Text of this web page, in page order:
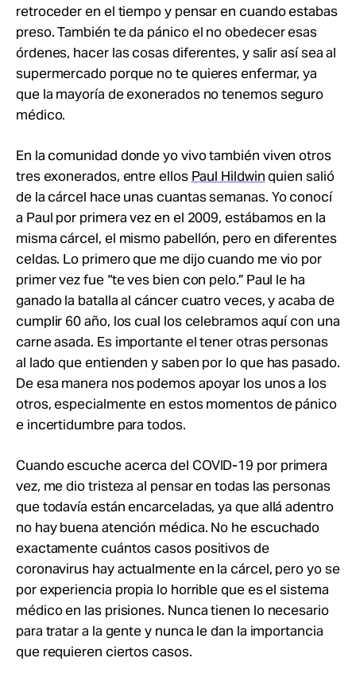
retroceder en el tiempo y pensar en cuando estabas
preso. También te da pánico el no obedecer esas
órdenes, hacer las cosas diferentes, y salir así sea al
supermercado porque no te quieres enfermar, ya
que la mayoría de exonerados no tenemos seguro
médico.
En la comunidad donde yo vivo también viven otros
tres exonerados, entre ellos Paul Hildwinquien salió
de la cárcel hace unas cuantas semanas. Yo conocí
a Paul por primera vez en el 2009, estábamos en la
misma cárcel, el mismo pabellón, pero en diferentes
celdas. Lo primero que me dijo cuando me vio por
primer vez fue “te ves bien con pelo.” Paul le ha
ganado la batalla al cáncer cuatro veces, y acaba de
cumplir 60 año, los cual los celebramos aquí con una
carne asada. Es importante el tener otras personas
al lado que entienden y saben por lo que has pasado.
De esa manera nos podemos apoyar los unos a los
otros, especialmente en estos momentos de pánico
e incertidumbre para todos.
Cuando escuche acerca del COVID-19 por primera
vez, me dio tristeza al pensar en todas las personas
que todavía están encarceladas, ya que allá adentro
no hay buena atención médica. No he escuchado
exactamente cuántos casos positivos de
coronavirus hay actualmente en la cárcel, pero yo se
por experiencia propia lo horrible que es el sistema
médico en las prisiones. Nunca tienen lo necesario
para tratar a la gente y nunca le dan la importancia
que requieren ciertos casos.